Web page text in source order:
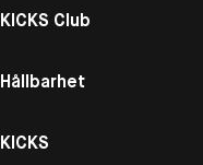
KICKS Club
Hållbarhet
KICKS